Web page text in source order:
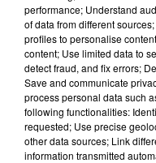
Soirée organisée par le
Cussac Fort Médoc
groupe Les Pro'fêtes
Couscous ( ou bouchée
) + Dessert + Café 10€\
Uniquement sur
performance; Understand
of data from different
profiles to personalise
content; Use limited data to
detect fraud, and fix errors;
Save and communicate
process personal data such
following functionalities:
requested; Use precise
other data sources; Link
information transmitted